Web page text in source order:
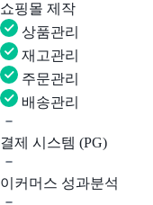
쇼핑몰 제작
상품관리
재고관리
주문관리
배송관리
결제 시스템 (PG)
이커머스 성과분석